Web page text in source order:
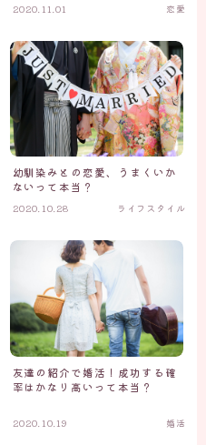
2020.11.01 恋愛
幼馴染みとの恋愛、うまくいか
ないって本当？
2020.10.28 ライフスタイル
友達の紹介で婚活！成功する確
率はかなり高いって本当？
2020.10.19 婚活